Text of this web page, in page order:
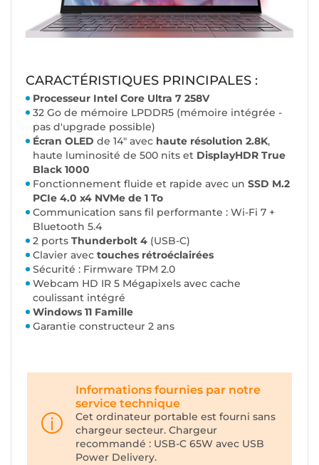
CARACTÉRISTIQUES PRINCIPALES :
Processeur Intel Core Ultra 7 258V
32 Go de mémoire LPDDR5 (mémoire intégrée -
pas d'upgrade possible)
Écran OLED de 14" avec haute résolution 2.8K,
haute luminosité de 500 nits et DisplayHDR True
Black 1000
Fonctionnement fluide et rapide avec un SSD M.2
PCIe 4.0 x4 NVMe de 1 To
Communication sans fil performante : Wi-Fi 7 +
Bluetooth 5.4
2 ports Thunderbolt 4 (USB-C)
Clavier avec touches rétroéclairées
Sécurité : Firmware TPM 2.0
Webcam HD IR 5 Mégapixels avec cache
coulissant intégré
Windows 11 Famille
Garantie constructeur 2 ans
Informations fournies par notre
service technique
Cet ordinateur portable est fourni sans
chargeur secteur. Chargeur
recommandé : USB-C 65W avec USB
Power Delivery.